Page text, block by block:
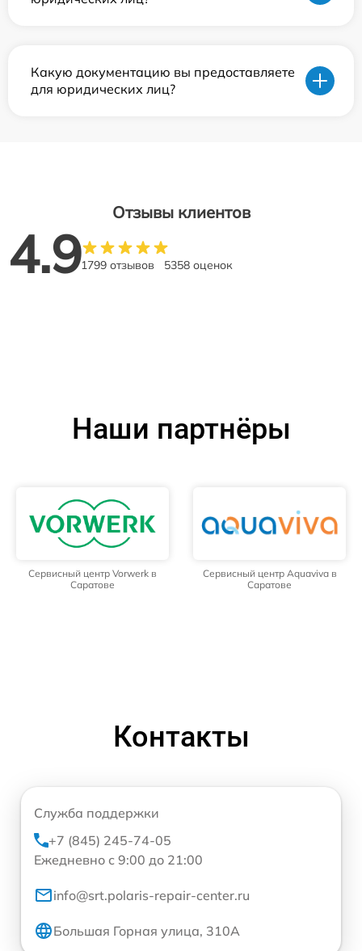
Какую документацию вы предоставляете
для юридических лиц?
Отзывы клиентов
4.91799 отзывов 5358 оценок
Наши партнёры
Сервисный центр Vorwerk в
Саратове
Сервисный центр Aquaviva в
Саратове
Контакты
Служба поддержки
+7 (845) 245-74-05
Ежедневно с 9:00 до 21:00
info@srt.polaris-repair-center.ru
Большая Горная улица, 310А